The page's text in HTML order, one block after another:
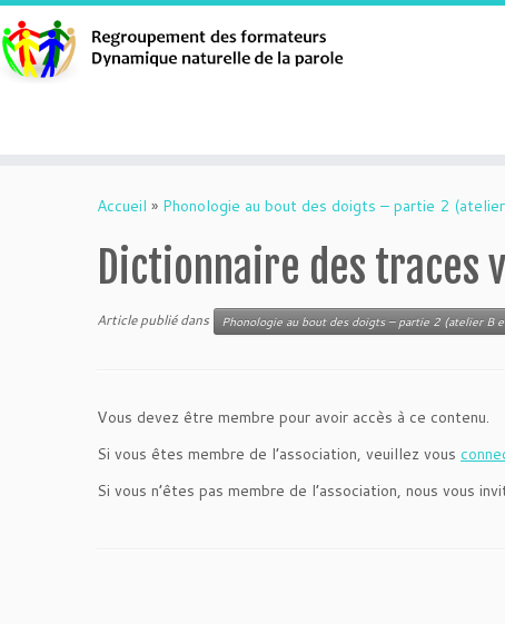
Accueil » Phonologie au bout des doigts – partie 2
Dictionnaire des traces
Article publié dans Phonologie au bout des doigts – partie 2 (atelier B
Vous devez être membre pour avoir accès à ce contenu.
Si vous êtes membre de l’association, veuillez vous
Si vous n’êtes pas membre de l’association, nous vous